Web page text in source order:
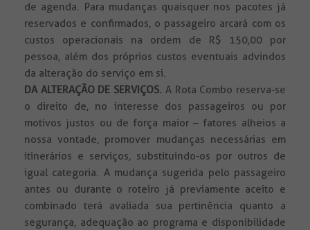
de agenda. Para mudanças quaisquer nos pacotes já
reservados e confirmados, o passageiro arcará com os
custos operacionais na ordem de R$ 150,00 por
pessoa, além dos próprios custos eventuais advindos
da alteração do serviço em si.
DA ALTERAÇÃO DE SERVIÇOS. A Rota Combo reserva-se
o direito de, no interesse dos passageiros ou por
motivos justos ou de força maior – fatores alheios a
nossa vontade, promover mudanças necessárias em
itinerários e serviços, substituindo-os por outros de
igual categoria. A mudança sugerida pelo passageiro
antes ou durante o roteiro já previamente aceito e
combinado terá avaliada sua pertinência quanto a
segurança, adequação ao programa e disponibilidade